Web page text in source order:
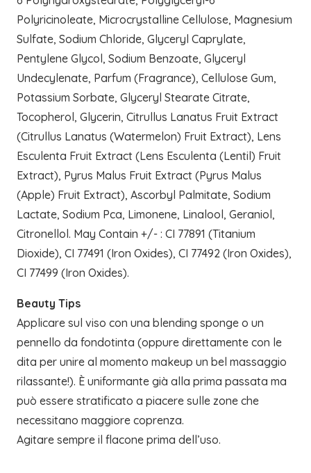
Polyricinoleate, Microcrystalline Cellulose, Magnesium
Sulfate, Sodium Chloride, Glyceryl Caprylate,
Pentylene Glycol, Sodium Benzoate, Glyceryl
Undecylenate, Parfum (Fragrance), Cellulose Gum,
Potassium Sorbate, Glyceryl Stearate Citrate,
Tocopherol, Glycerin, Citrullus Lanatus Fruit Extract
(Citrullus Lanatus (Watermelon) Fruit Extract), Lens
Esculenta Fruit Extract (Lens Esculenta (Lentil) Fruit
Extract), Pyrus Malus Fruit Extract (Pyrus Malus
(Apple) Fruit Extract), Ascorbyl Palmitate, Sodium
Lactate, Sodium Pca, Limonene, Linalool, Geraniol,
Citronellol. May Contain +/- : CI 77891 (Titanium
Dioxide), CI 77491 (Iron Oxides), CI 77492 (Iron Oxides),
CI 77499 (Iron Oxides).
Beauty Tips
Applicare sul viso con una blending sponge o un
pennello da fondotinta (oppure direttamente con le
dita per unire al momento makeup un bel massaggio
rilassante!). È uniformante già alla prima passata ma
può essere stratificato a piacere sulle zone che
necessitano maggiore coprenza.
Agitare sempre il flacone prima dell’uso.